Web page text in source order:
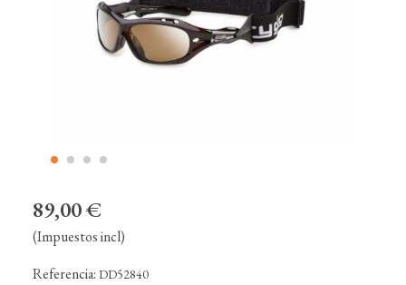
89,00 €
(Impuestos incl)
Referencia: DD52840